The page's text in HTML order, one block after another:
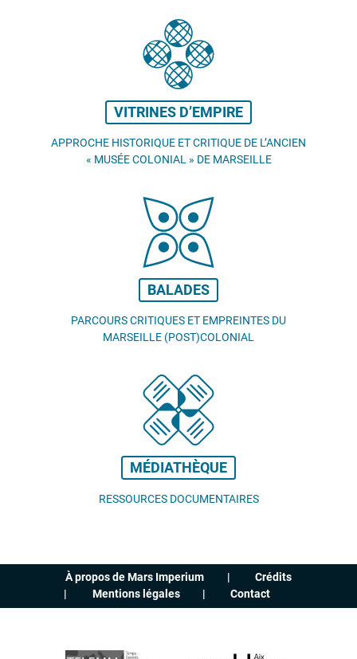
VITRINES D’EMPIRE
APPROCHE HISTORIQUE ET CRITIQUE DE L’ANCIEN
« MUSÉE COLONIAL » DE MARSEILLE
BALADES
PARCOURS CRITIQUES ET EMPREINTES DU
MARSEILLE (POST)COLONIAL
MÉDIATHÈQUE
RESSOURCES DOCUMENTAIRES
À propos de Mars Imperium
Crédits
Mentions légales
Contact